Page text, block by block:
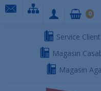
Service Client
Magasin
Magasin
0